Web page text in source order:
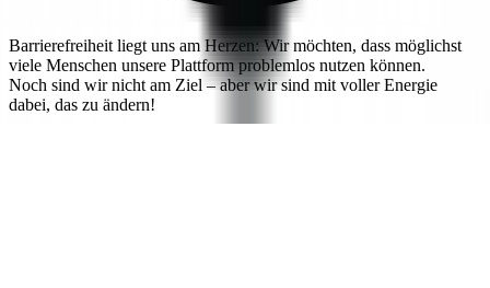
Barrierefreiheit liegt uns am Herzen: Wir möchten, dass möglichst
viele Menschen unsere Plattform problemlos nutzen können.
Noch sind wir nicht am Ziel – aber wir sind mit voller Energie
dabei, das zu ändern!